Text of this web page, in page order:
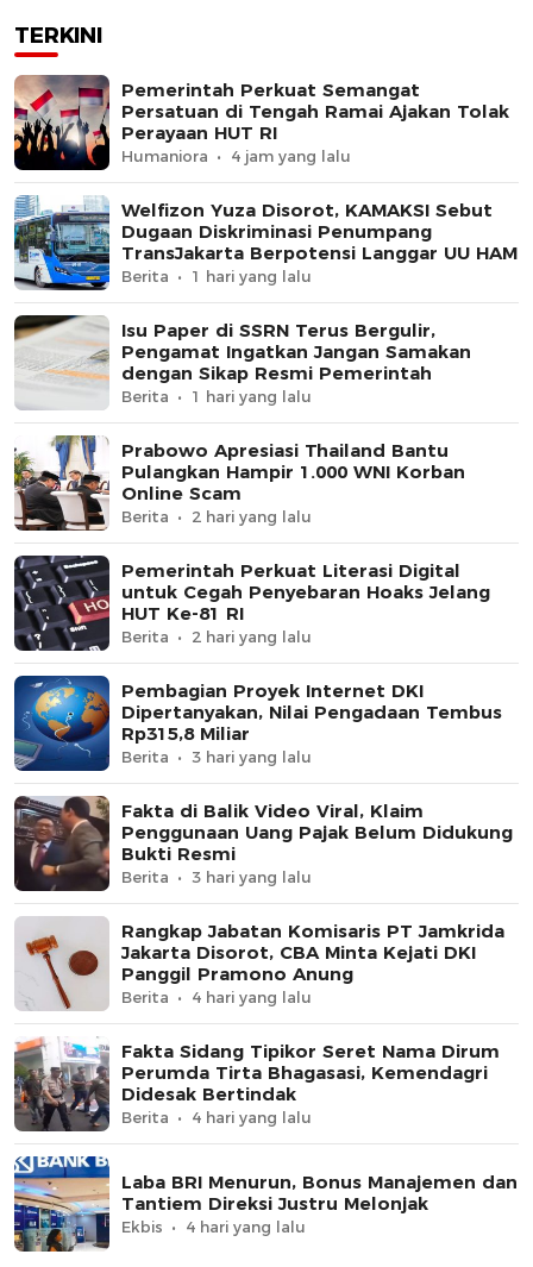
TERKINI
Pemerintah Perkuat Semangat
Persatuan di Tengah Ramai Ajakan Tolak
Perayaan HUT RI
Humaniora 4 jam yang lalu
Welfizon Yuza Disorot, KAMAKSI Sebut
Dugaan Diskriminasi Penumpang
TransJakarta Berpotensi Langgar UU HAM
Berita 1 hari yang lalu
Isu Paper di SSRN Terus Bergulir,
Pengamat Ingatkan Jangan Samakan
dengan Sikap Resmi Pemerintah
Berita 1 hari yang lalu
Prabowo Apresiasi Thailand Bantu
Pulangkan Hampir 1.000 WNI Korban
Online Scam
Berita 2 hari yang lalu
Pemerintah Perkuat Literasi Digital
untuk Cegah Penyebaran Hoaks Jelang
HUT Ke-81 RI
Berita 2 hari yang lalu
Pembagian Proyek Internet DKI
Dipertanyakan, Nilai Pengadaan Tembus
Rp315,8 Miliar
Berita 3 hari yang lalu
Fakta di Balik Video Viral, Klaim
Penggunaan Uang Pajak Belum Didukung
Bukti Resmi
Berita 3 hari yang lalu
Rangkap Jabatan Komisaris PT Jamkrida
Jakarta Disorot, CBA Minta Kejati DKI
Panggil Pramono Anung
Berita 4 hari yang lalu
Fakta Sidang Tipikor Seret Nama Dirum
Perumda Tirta Bhagasasi, Kemendagri
Didesak Bertindak
Berita 4 hari yang lalu
Laba BRI Menurun, Bonus Manajemen dan
Tantiem Direksi Justru Melonjak
Ekbis 4 hari yang lalu